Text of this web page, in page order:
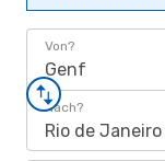
Von?
Genf
Nach?
Rio de Janeiro